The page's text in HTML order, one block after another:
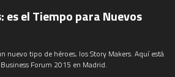
es el Tiempo para Nuevos
nuevo tipo de héroes, los Story Makers. Aquí está
Forum 2015 en Madrid.